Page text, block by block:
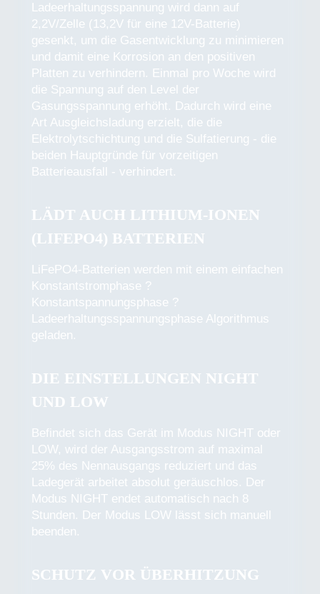
Ladeerhaltungsspannung wird dann auf
2,2V/Zelle (13,2V für eine 12V-Batterie)
gesenkt, um die Gasentwicklung zu minimieren
und damit eine Korrosion an den positiven
Platten zu verhindern. Einmal pro Woche wird
die Spannung auf den Level der
Gasungsspannung erhöht. Dadurch wird eine
Art Ausgleichsladung erzielt, die die
Elektrolytschichtung und die Sulfatierung - die
beiden Hauptgründe für vorzeitigen
Batterieausfall - verhindert.
LÄDT AUCH LITHIUM-IONEN
(LIFEPO4) BATTERIEN
LiFePO4-Batterien werden mit einem einfachen
Konstantstromphase ?
Konstantspannungsphase ?
Ladeerhaltungsspannungsphase Algorithmus
geladen.
DIE EINSTELLUNGEN NIGHT
UND LOW
Befindet sich das Gerät im Modus NIGHT oder
LOW, wird der Ausgangsstrom auf maximal
25% des Nennausgangs reduziert und das
Ladegerät arbeitet absolut geräuschlos. Der
Modus NIGHT endet automatisch nach 8
Stunden. Der Modus LOW lässt sich manuell
beenden.
SCHUTZ VOR ÜBERHITZUNG